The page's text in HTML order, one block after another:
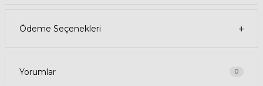
• Kılıf
• Gözlük temizleme spreyi
güneşli havalarda veya ışığın fazla olduğu ortamlarda
Ödeme Seçenekleri
Yorumlar 0